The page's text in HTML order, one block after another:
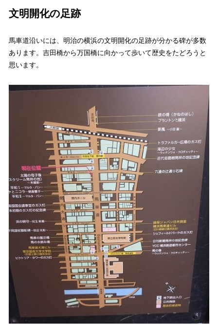
文明開化の足跡
馬車道沿いには、明治の横浜の文明開化の足跡が分かる碑が多数
あります。吉田橋から万国橋に向かって歩いて歴史をたどろうと
思います。